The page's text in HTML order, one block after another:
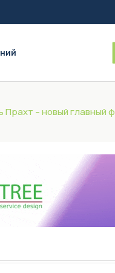
Прахт – новый главный